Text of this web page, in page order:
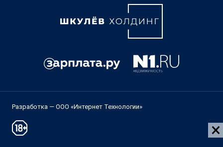
Разработка — ООО «Интернет Технологии»